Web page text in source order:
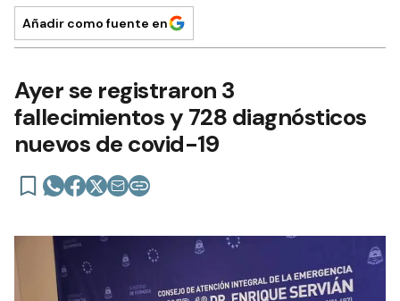
Añadir como fuente en
Ayer se registraron 3
fallecimientos y 728 diagnósticos
nuevos de covid-19